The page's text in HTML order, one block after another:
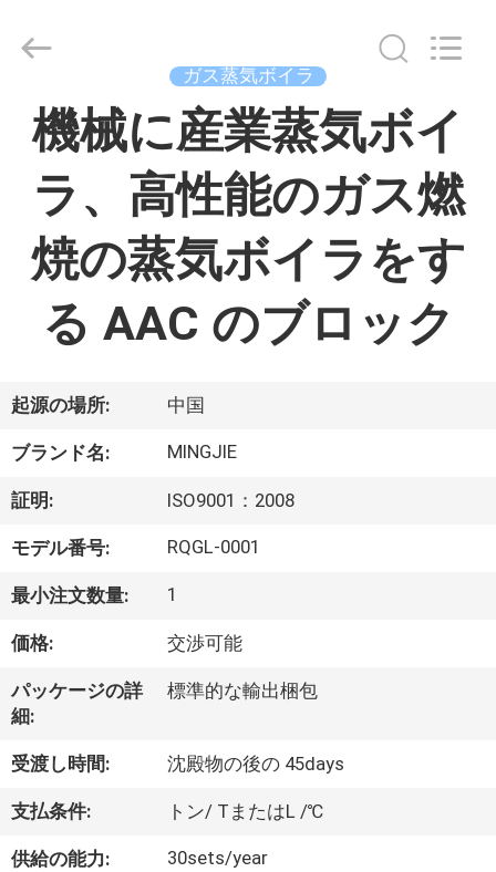
ダ
私
達
に
つ
い
て
工
場
旅
Copyright
Concrete
Autoclave
Reserved.
ガス蒸気ボイラ
機械に産業蒸気ボイ
ラ、高性能のガス燃
焼の蒸気ボイラをす
る AAC のブロック
起源の場所: 中国
ブランド名: MINGJIE
証明: ISO9001：2008
モデル番号: RQGL-0001
最小注文数量: 1
価格: 交渉可能
パッケージの詳
細:
標準的な輸出梱包
受渡し時間: 沈殿物の後の 45days
支払条件: トン/ TまたはL /℃
供給の能力: 30sets/year